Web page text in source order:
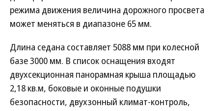
режима движения величина дорожного просвета
может меняться в диапазоне 65 мм.
Длина седана составляет 5088 мм при колесной
базе 3000 мм. В список оснащения входят
двухсекционная панорамная крыша площадью
2,18 кв.м, боковые и оконные подушки
безопасности, двухзонный климат-контроль,